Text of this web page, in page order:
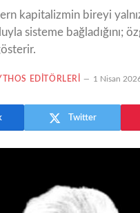
kapitalizmin bireyi
sisteme bağladığını;
EDITÖRLERI 1 Nisan
Twitter